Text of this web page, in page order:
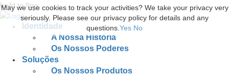
build to flow.
Identidade
A Nossa História
Os Nossos Poderes
Soluções
Os Nossos Produtos
May we use cookies to track your activities? We take your privacy very
seriously. Please see our privacy policy for details and any
questions. Yes No